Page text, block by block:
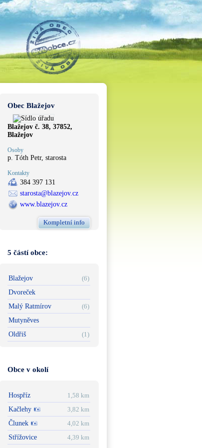
Obec Blažejov
Blažejov č. 38, 37852,
Blažejov
Osoby
p. Tóth Petr, starosta
Kontakty
384 397 131
starosta@blazejov.cz
www.blazejov.cz
Kompletní info
5 částí obce:
Blažejov
(6)
Dvoreček
Malý Ratmírov
(6)
Mutyněves
Oldřiš
(1)
Obce v okolí
Hospříz
1,58 km
Kačlehy
3,82 km
Člunek
4,02 km
Střížovice
4,39 km